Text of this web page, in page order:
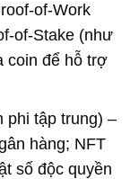
of-Work
of-Stake (như
coin để hỗ trợ
phi tập trung) –
hàng; NFT
số độc quyền